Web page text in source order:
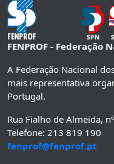
FENPROF - Federação
A Federação Nacional
mais representativa
Portugal.
Rua Fialho de Almeida,
Telefone: 213 819 190
fenprof@fenprof.pt